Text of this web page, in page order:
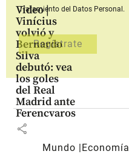
Video |
Vinícius
volvió y
Bernardo
Silva
debutó: vea
los goles
del Real
Madrid ante
Ferencvaros
share
Tratamiento del Datos Personal.
Mundo Economía